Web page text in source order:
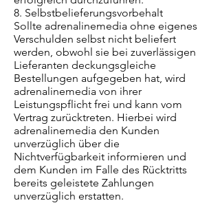
8. Selbstbelieferungsvorbehalt
Sollte adrenalinemedia ohne eigenes
Verschulden selbst nicht beliefert
werden, obwohl sie bei zuverlässigen
Lieferanten deckungsgleiche
Bestellungen aufgegeben hat, wird
adrenalinemedia von ihrer
Leistungspflicht frei und kann vom
Vertrag zurücktreten. Hierbei wird
adrenalinemedia den Kunden
unverzüglich über die
Nichtverfügbarkeit informieren und
dem Kunden im Falle des Rücktritts
bereits geleistete Zahlungen
unverzüglich erstatten.